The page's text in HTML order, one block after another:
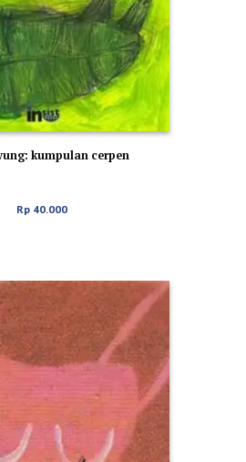
kumpulan cerpen
Rp 40.000